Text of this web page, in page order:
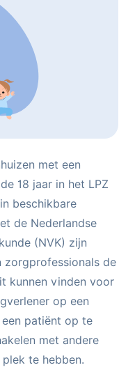
met een
18 jaar in het LPZ
beschikbare
de Nederlandse
(NVK) zijn
zorgprofessionals de
kunnen vinden voor
op een
patiënt op te
met andere
te hebben.